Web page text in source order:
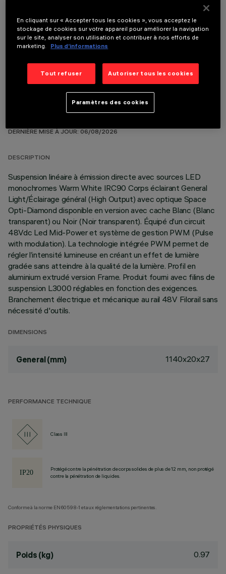
COMPOSANTS OPTIONNELS
DONNÉES TECHNIQUES
DERNIÈRE MISE À JOUR: 06/08/2026
DESCRIPTION
Suspension linéaire à émission directe avec sources LED
monochromes Warm White IRC90 Corps éclairant General
Light/Éclairage général (High Output) avec optique Space
Opti-Diamond disponible en version avec cache Blanc (Blanc
transparent) ou Noir (Noir transparent). Équipé d’un circuit
48Vdc Led Mid-Power et système de gestion PWM (Pulse
with modulation). La technologie intégrée PWM permet de
régler l’intensité lumineuse en créant un effet de lumière
gradée sans atteindre à la qualité de la lumière. Profil en
aluminium extrudé version Frame. Produit fourni avec filins de
suspension L3000 réglables en fonction des exigences.
Branchement électrique et mécanique au rail 48V Filorail sans
nécessité d'outils.
DIMENSIONS
General (mm) 1140x20x27
PERFORMANCE TECHNIQUE
Class III
Protégé contre la pénétration de corps solides de plus de 12 mm, non protégé
contre la pénétration de liquides.
Conforme à la norme EN60598-1 et aux réglementations pertinentes.
PROPRIÉTÉS PHYSIQUES
Poids (kg) 0.97
En cliquant sur « Accepter tous les cookies », vous acceptez le
stockage de cookies sur votre appareil pour améliorer la navigation
sur le site, analyser son utilisation et contribuer à nos efforts de
marketing.
Plus d’informations
Tout refuser Autoriser tous les cookies
Paramètres des cookies